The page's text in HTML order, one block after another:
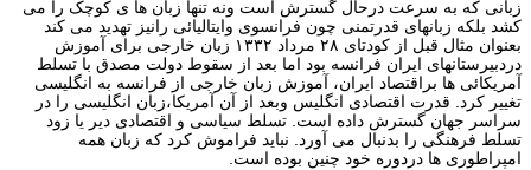
زبانی که به سرعت درحال گسترش است ونه تنها زبان ها ی کوچک را می
کشد بلکه زبانهای قدرتمنی چون فرانسوی وایتالیائی رانیز تهدید می کند
بعنوان مثال قبل از کودتای ۲۸ مرداد ۱۳۳۲ زبان خارجی برای آموزش
دردبیرستانهای ایران فرانسه بود اما بعد از سقوط دولت مصدق با تسلط
آمریکائی ها براقتصاد ایران، آموزش زبان خارجی از فرانسه به انگلیسی
تغییر کرد. قدرت اقتصادی انگلیس وبعد از آن آمریکا،زبان انگلیسی را در
سراسر جهان گسترش داده است. تسلط سیاسی و اقتصادی دیر یا زود
تسلط فرهنگی را بدنبال می آورد. نباید فراموش کرد که زبان همه
امپراطوری ها دردوره خود چنین بوده است.